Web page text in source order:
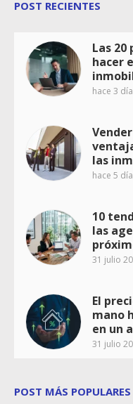
POST RECIENTES
Las
hacer
hace 3
las
hace 5
10
las
31 julio
El
mano
en un
31 julio
POST MÁS POPULARES